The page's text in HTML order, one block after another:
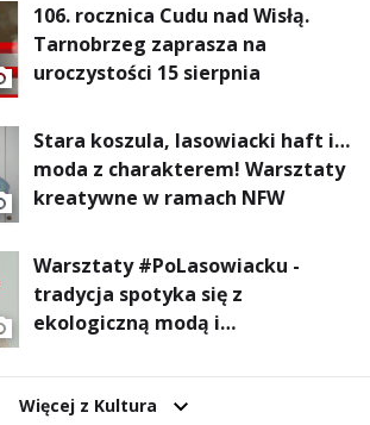
106. rocznica Cudu nad Wisłą.
Tarnobrzeg zaprasza na
uroczystości 15 sierpnia
Stara koszula, lasowiacki haft i…
moda z charakterem! Warsztaty
kreatywne w ramach NFW
Warsztaty #PoLasowiacku -
tradycja spotyka się z
ekologiczną modą i
Więcej z Kultura